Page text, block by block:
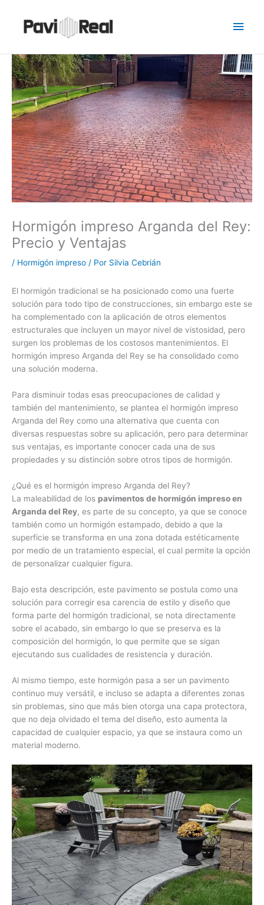
contenido
Hormigón impreso Arganda del Rey:
Precio y Ventajas
/ Hormigón impreso / Por Silvia Cebrián
El hormigón tradicional se ha posicionado como una fuerte
solución para todo tipo de construcciones, sin embargo este se
ha complementado con la aplicación de otros elementos
estructurales que incluyen un mayor nivel de vistosidad, pero
surgen los problemas de los costosos mantenimientos. El
hormigón impreso Arganda del Rey se ha consolidado como
una solución moderna.
Para disminuir todas esas preocupaciones de calidad y
también del mantenimiento, se plantea el hormigón impreso
Arganda del Rey como una alternativa que cuenta con
diversas respuestas sobre su aplicación, pero para determinar
sus ventajas, es importante conocer cada una de sus
propiedades y su distinción sobre otros tipos de hormigón.
¿Qué es el hormigón impreso Arganda del Rey?
La maleabilidad de los pavimentos de hormigón impreso en
Arganda del Rey, es parte de su concepto, ya que se conoce
también como un hormigón estampado, debido a que la
superficie se transforma en una zona dotada estéticamente
por medio de un tratamiento especial, el cual permite la opción
de personalizar cualquier figura.
Bajo esta descripción, este pavimento se postula como una
solución para corregir esa carencia de estilo y diseño que
forma parte del hormigón tradicional, se nota directamente
sobre el acabado, sin embargo lo que se preserva es la
composición del hormigón, lo que permite que se sigan
ejecutando sus cualidades de resistencia y duración.
Al mismo tiempo, este hormigón pasa a ser un pavimento
continuo muy versátil, e incluso se adapta a diferentes zonas
sin problemas, sino que más bien otorga una capa protectora,
que no deja olvidado el tema del diseño, esto aumenta la
capacidad de cualquier espacio, ya que se instaura como un
material moderno.